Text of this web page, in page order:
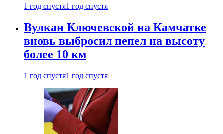
1 год спустя1 год спустя
Вулкан Ключевской на Камчатке
вновь выбросил пепел на высоту
более 10 км
1 год спустя1 год спустя